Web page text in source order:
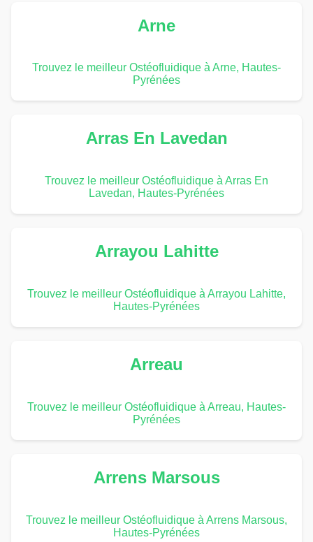
Arne
Trouvez le meilleur Ostéofluidique à Arne, Hautes-
Pyrénées
Arras En Lavedan
Trouvez le meilleur Ostéofluidique à Arras En
Lavedan, Hautes-Pyrénées
Arrayou Lahitte
Trouvez le meilleur Ostéofluidique à Arrayou Lahitte,
Hautes-Pyrénées
Arreau
Trouvez le meilleur Ostéofluidique à Arreau, Hautes-
Pyrénées
Arrens Marsous
Trouvez le meilleur Ostéofluidique à Arrens Marsous,
Hautes-Pyrénées